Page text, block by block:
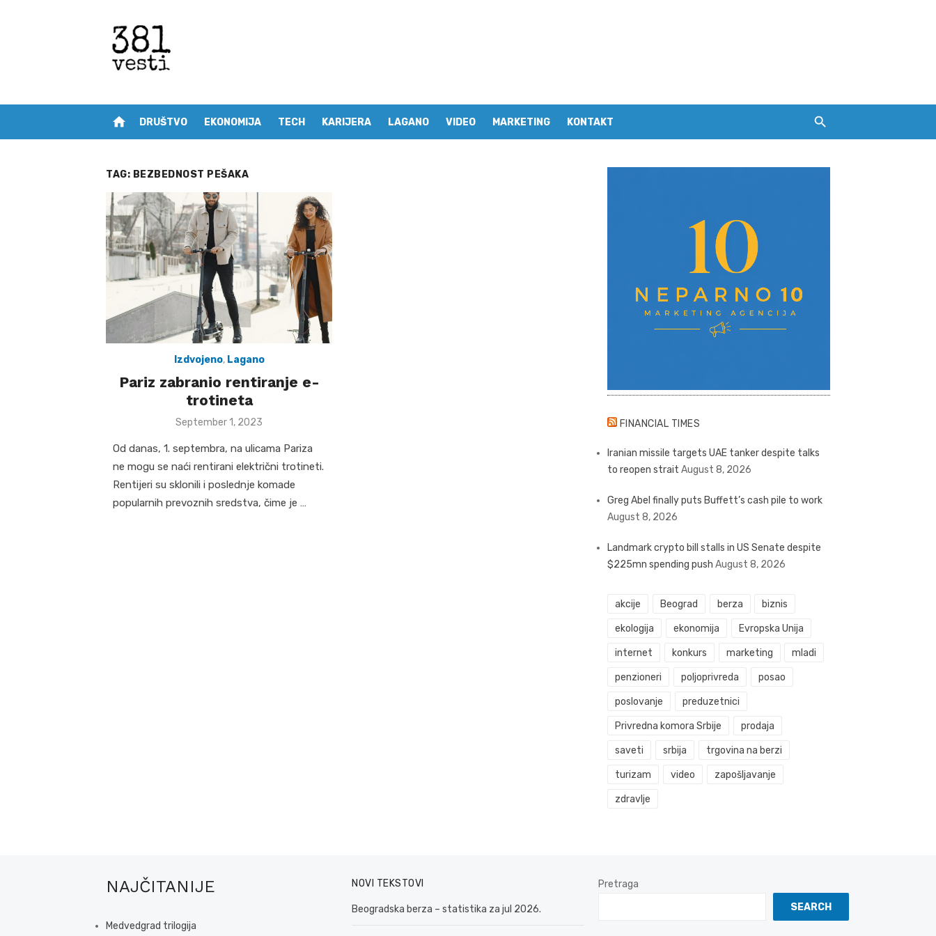
home DRUŠTVO EKONOMIJA TECH KARIJERA LAGANO VIDEO MARKETING KONTAKT
TAG: BEZBEDNOST PEŠAKA
Izdvojeno, Lagano
Pariz zabranio rentiranje e-
trotineta
Posted
September 1, 2023
Od danas, 1. septembra, na ulicama Pariza
ne mogu se naći rentirani električni trotineti.
Rentijeri su sklonili i poslednje komade
popularnih prevoznih sredstva, čime je …
FINANCIAL TIMES
Iranian missile targets UAE tanker despite talks
to reopen strait August 8, 2026
Greg Abel finally puts Buffett’s cash pile to work
August 8, 2026
Landmark crypto bill stalls in US Senate despite
$225mn spending push August 8, 2026
akcije Beograd berza biznis
ekologija ekonomija Evropska Unija
internet konkurs marketing mladi
penzioneri poljoprivreda posao
poslovanje preduzetnici
Privredna komora Srbije prodaja
saveti srbija trgovina na berzi
turizam video zapošljavanje
zdravlje
NAJČITANIJE
Medvedgrad trilogija
NOVI TEKSTOVI
Beogradska berza – statistika za jul 2026.
Pretraga
SEARCH